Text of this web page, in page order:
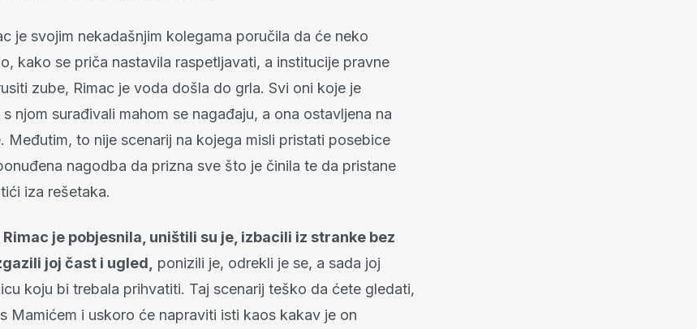
je svojim nekadašnjim kolegama poručila da će neko
kako se priča nastavila raspetljavati, a institucije pravne
zube, Rimac je voda došla do grla. Svi oni koje je
njom surađivali mahom se nagađaju, a ona ostavljena na
Međutim, to nije scenarij na kojega misli pristati posebice
nagodba da prizna sve što je činila te da pristane
iza rešetaka.
Rimac je pobjesnila, uništili su je, izbacili iz stranke bez
joj čast i ugled,
ponizili je, odrekli je se, a sada joj
koju bi trebala prihvatiti. Taj scenarij teško da ćete gledati,
Mamićem i uskoro će napraviti isti kaos kakav je on